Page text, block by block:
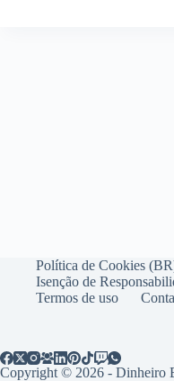
Política de Cookies
Isenção de
Termos de uso
Copyright © 2026 - Dinheiro